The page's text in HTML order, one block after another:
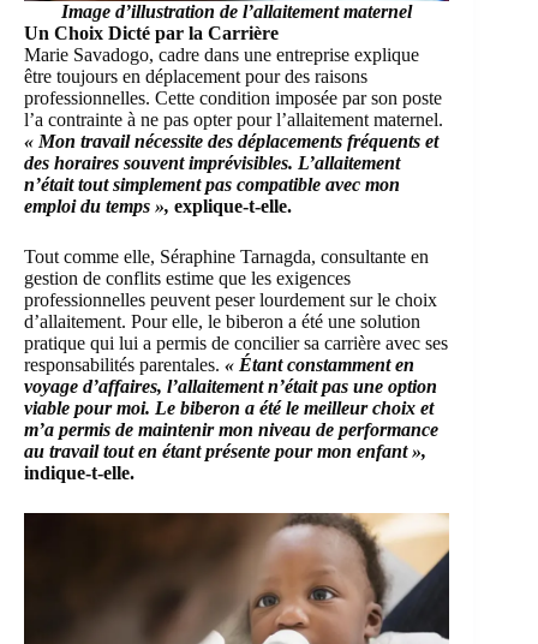
Image d’illustration de l’allaitement maternel
Un Choix Dicté par la Carrière
Marie Savadogo, cadre dans une entreprise explique
être toujours en déplacement pour des raisons
professionnelles. Cette condition imposée par son poste
l’a contrainte à ne pas opter pour l’allaitement maternel.
« Mon travail nécessite des déplacements fréquents et
des horaires souvent imprévisibles. L’allaitement
n’était tout simplement pas compatible avec mon
emploi du temps », explique-t-elle.
Tout comme elle, Séraphine Tarnagda, consultante en
gestion de conflits estime que les exigences
professionnelles peuvent peser lourdement sur le choix
d’allaitement. Pour elle, le biberon a été une solution
pratique qui lui a permis de concilier sa carrière avec ses
responsabilités parentales. « Étant constamment en
voyage d’affaires, l’allaitement n’était pas une option
viable pour moi. Le biberon a été le meilleur choix et
m’a permis de maintenir mon niveau de performance
au travail tout en étant présente pour mon enfant »,
indique-t-elle.